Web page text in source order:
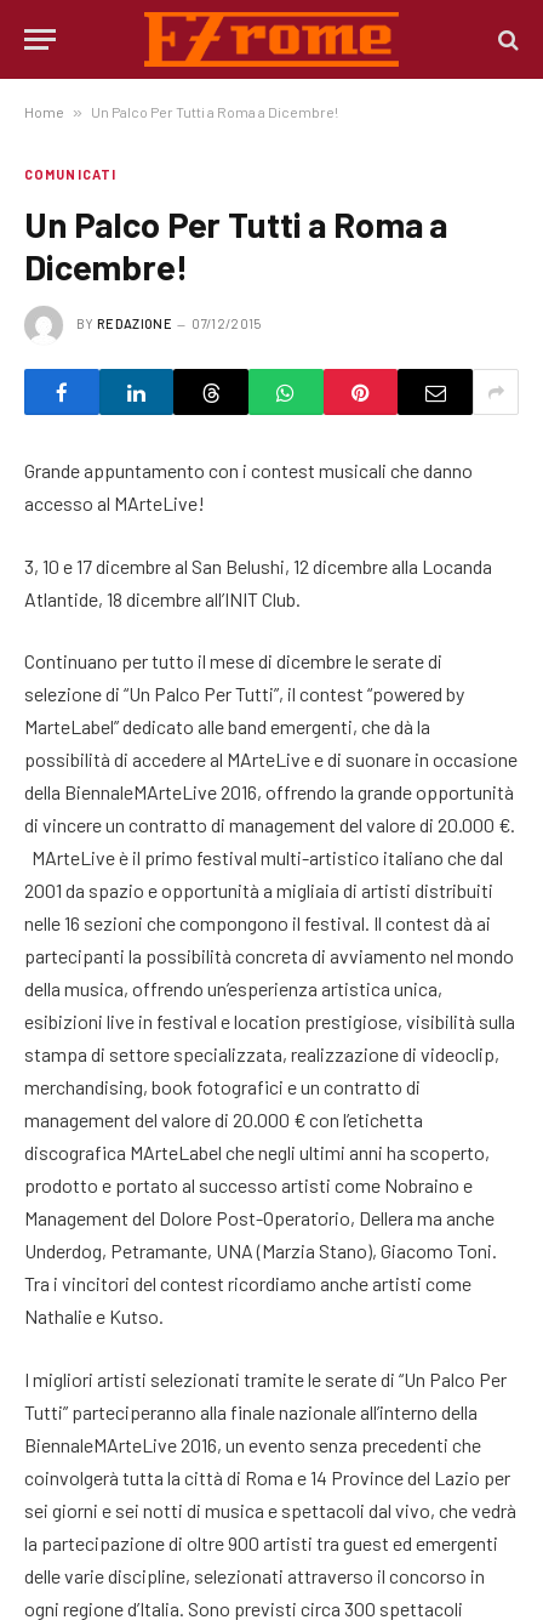
Home » Un Palco Per Tutti a Roma a Dicembre!
COMUNICATI
Un Palco Per Tutti a Roma a
Dicembre!
BY REDAZIONE 07/12/2015
Grande appuntamento con i contest musicali che danno
accesso al MArteLive!
3, 10 e 17 dicembre al San Belushi, 12 dicembre alla Locanda
Atlantide, 18 dicembre all’INIT Club.
Continuano per tutto il mese di dicembre le serate di
selezione di “Un Palco Per Tutti”, il contest “powered by
MarteLabel” dedicato alle band emergenti, che dà la
possibilità di accedere al MArteLive e di suonare in occasione
della BiennaleMArteLive 2016, offrendo la grande opportunità
di vincere un contratto di management del valore di 20.000 €.
MArteLive è il primo festival multi-artistico italiano che dal
2001 da spazio e opportunità a migliaia di artisti distribuiti
nelle 16 sezioni che compongono il festival. Il contest dà ai
partecipanti la possibilità concreta di avviamento nel mondo
della musica, offrendo un’esperienza artistica unica,
esibizioni live in festival e location prestigiose, visibilità sulla
stampa di settore specializzata, realizzazione di videoclip,
merchandising, book fotografici e un contratto di
management del valore di 20.000 € con l’etichetta
discografica MArteLabel che negli ultimi anni ha scoperto,
prodotto e portato al successo artisti come Nobraino e
Management del Dolore Post-Operatorio, Dellera ma anche
Underdog, Petramante, UNA (Marzia Stano), Giacomo Toni.
Tra i vincitori del contest ricordiamo anche artisti come
Nathalie e Kutso.
I migliori artisti selezionati tramite le serate di “Un Palco Per
Tutti” parteciperanno alla finale nazionale all’interno della
BiennaleMArteLive 2016, un evento senza precedenti che
coinvolgerà tutta la città di Roma e 14 Province del Lazio per
sei giorni e sei notti di musica e spettacoli dal vivo, che vedrà
la partecipazione di oltre 900 artisti tra guest ed emergenti
delle varie discipline, selezionati attraverso il concorso in
ogni regione d’Italia. Sono previsti circa 300 spettacoli